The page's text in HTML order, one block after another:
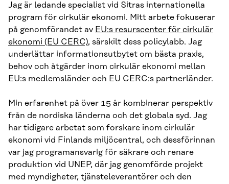
Jag är ledande specialist vid Sitras internationella
program för cirkulär ekonomi. Mitt arbete fokuserar
på genomförandet av EU:s resurscenter för cirkulär
ekonomi (EU CERC), särskilt dess policylabb. Jag
underlättar informationsutbytet om bästa praxis,
behov och åtgärder inom cirkulär ekonomi mellan
EU:s medlemsländer och EU CERC:s partnerländer.
Min erfarenhet på över 15 år kombinerar perspektiv
från de nordiska länderna och det globala syd. Jag
har tidigare arbetat som forskare inom cirkulär
ekonomi vid Finlands miljöcentral, och dessförinnan
var jag programansvarig för säkrare och renare
produktion vid UNEP, där jag genomförde projekt
med myndigheter, tjänsteleverantörer och den